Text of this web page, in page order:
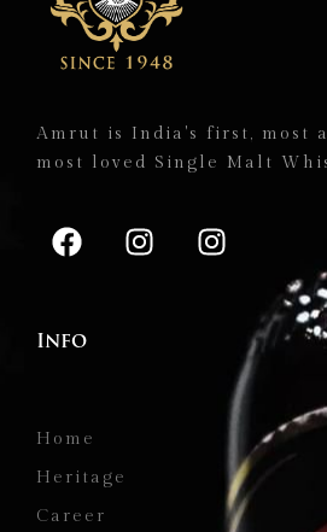
Amrut is India's first, most
most loved Single Malt
Info
Home
Heritage
Career